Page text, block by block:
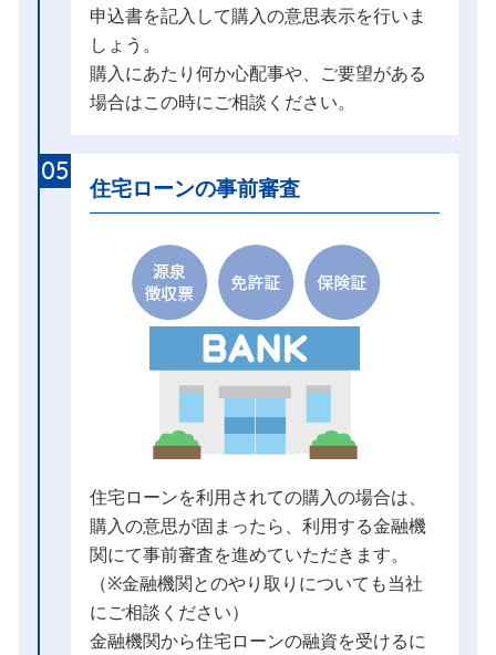
申込書を記入して購入の意思表示を行いま
しょう。
購入にあたり何か心配事や、ご要望がある
場合はこの時にご相談ください。
05
住宅ローンの事前審査
住宅ローンを利用されての購入の場合は、
購入の意思が固まったら、利用する金融機
関にて事前審査を進めていただきます。
（※金融機関とのやり取りについても当社
にご相談ください）
金融機関から住宅ローンの融資を受けるに